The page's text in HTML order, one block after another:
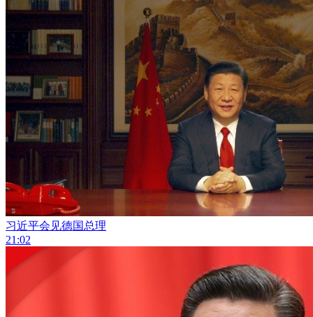
习近平会见德国总理
21:02